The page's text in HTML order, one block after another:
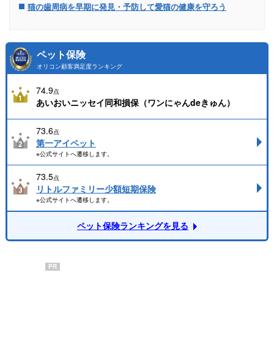
猫の歯周病を早期に発見・予防して愛猫の健康を守ろう
ペット保険
オリコン顧客満足度ランキング
74.9点
あいおいニッセイ同和損保（ワンにゃんdeきゅん）
73.6点
第一アイペット
※公式サイトへ遷移します。
73.5点
リトルファミリー少額短期保険
※公式サイトへ遷移します。
ペット保険ランキングを見る
PR